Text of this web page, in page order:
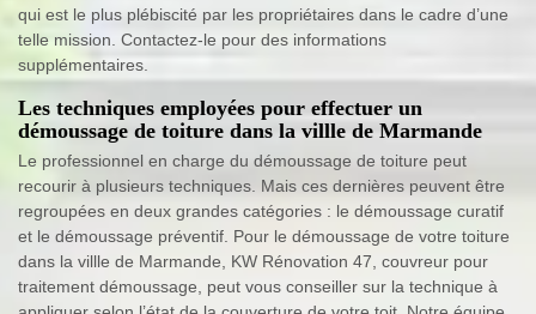
qui est le plus plébiscité par les propriétaires dans le cadre d’une
telle mission. Contactez-le pour des informations
supplémentaires.
Les techniques employées pour effectuer un
démoussage de toiture dans la villle de Marmande
Le professionnel en charge du démoussage de toiture peut
recourir à plusieurs techniques. Mais ces dernières peuvent être
regroupées en deux grandes catégories : le démoussage curatif
et le démoussage préventif. Pour le démoussage de votre toiture
dans la villle de Marmande, KW Rénovation 47, couvreur pour
traitement démoussage, peut vous conseiller sur la technique à